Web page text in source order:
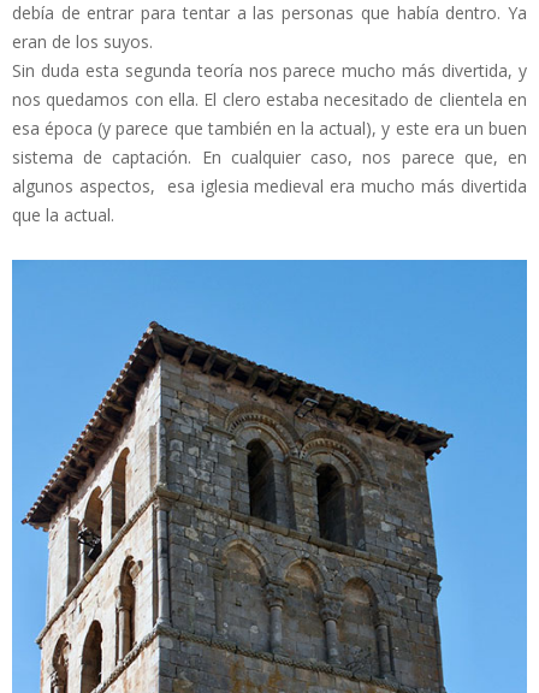
debía de entrar para tentar a las personas que había dentro. Ya
eran de los suyos.
Sin duda esta segunda teoría nos parece mucho más divertida, y
nos quedamos con ella. El clero estaba necesitado de clientela en
esa época (y parece que también en la actual), y este era un buen
sistema de captación. En cualquier caso, nos parece que, en
algunos aspectos, esa iglesia medieval era mucho más divertida
que la actual.